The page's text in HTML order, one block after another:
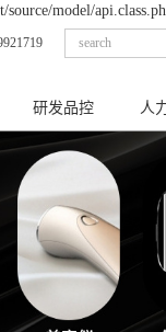
model/
器
器
研发品控
品质检测
生产能力
人
校
社